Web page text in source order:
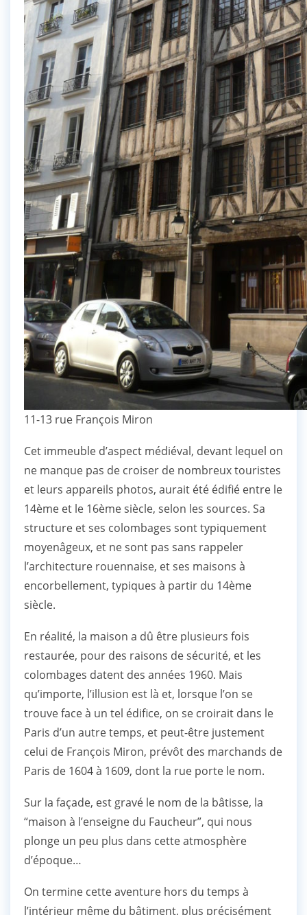
11-13 rue François Miron
Cet immeuble d’aspect médiéval, devant lequel on
ne manque pas de croiser de nombreux touristes
et leurs appareils photos, aurait été édifié entre le
14ème et le 16ème siècle, selon les sources. Sa
structure et ses colombages sont typiquement
moyenâgeux, et ne sont pas sans rappeler
l’architecture rouennaise, et ses maisons à
encorbellement, typiques à partir du 14ème
siècle.
En réalité, la maison a dû être plusieurs fois
restaurée, pour des raisons de sécurité, et les
colombages datent des années 1960. Mais
qu’importe, l’illusion est là et, lorsque l’on se
trouve face à un tel édifice, on se croirait dans le
Paris d’un autre temps, et peut-être justement
celui de François Miron, prévôt des marchands de
Paris de 1604 à 1609, dont la rue porte le nom.
Sur la façade, est gravé le nom de la bâtisse, la
“maison à l’enseigne du Faucheur”, qui nous
plonge un peu plus dans cette atmosphère
d’époque…
On termine cette aventure hors du temps à
l’intérieur même du bâtiment, plus précisément